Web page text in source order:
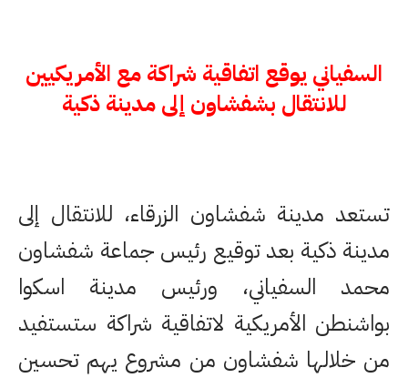
السفياني يوقع اتفاقية شراكة مع الأمريكيين
للانتقال بشفشاون إلى مدينة ذكية
تستعد مدينة شفشاون الزرقاء، للانتقال إلى
مدينة ذكية بعد توقيع رئيس جماعة شفشاون
محمد السفياني، ورئيس مدينة اسكوا
بواشنطن الأمريكية لاتفاقية شراكة ستستفيد
من خلالها شفشاون من مشروع يهم تحسين